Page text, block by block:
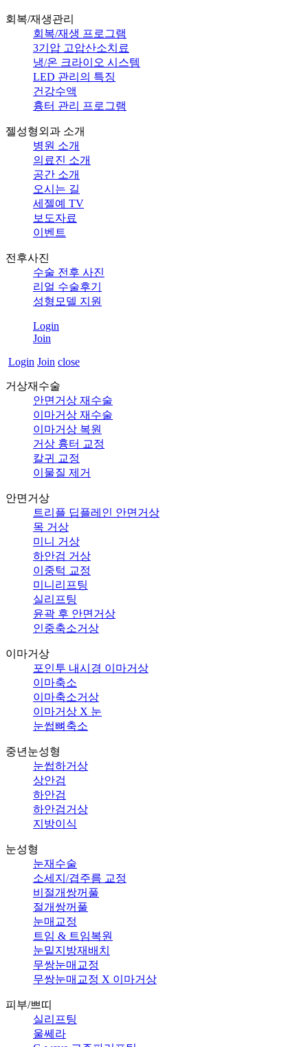
회복/재생관리
회복/재생 프로그램
3기압 고압산소치료
냉/온 크라이오 시스템
LED 관리의 특징
건강수액
흉터 관리 프로그램
젤성형외과 소개
병원 소개
의료진 소개
공간 소개
오시는 길
세젤예 TV
보도자료
이벤트
전후사진
수술 전후 사진
리얼 수술후기
성형모델 지원
Login
Join
Login Join close
거상재수술
안면거상 재수술
이마거상 재수술
이마거상 복원
거상 흉터 교정
칼귀 교정
이물질 제거
안면거상
트리플 딥플레인 안면거상
목 거상
미니 거상
하안검 거상
이중턱 교정
미니리프팅
실리프팅
윤곽 후 안면거상
인중축소거상
이마거상
포인투 내시경 이마거상
이마축소
이마축소거상
이마거상 X 눈
눈썹뼈축소
중년눈성형
눈썹하거상
상안검
하안검
하안검거상
지방이식
눈성형
눈재수술
소세지/겹주름 교정
비절개쌍꺼풀
절개쌍꺼풀
눈매교정
트임 & 트임복원
눈밑지방재배치
무쌍눈매교정
무쌍눈매교정 X 이마거상
피부/쁘띠
실리프팅
울쎄라